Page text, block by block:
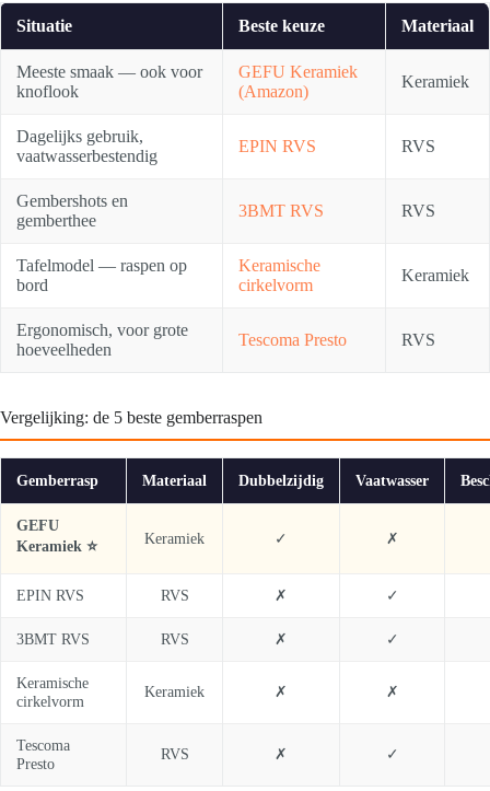
Situatie Beste keuze Materiaal
Meeste smaak — ook voor
knoflook
GEFU Keramiek
(Amazon)
Keramiek
Dagelijks gebruik,
vaatwasserbestendig
EPIN RVS RVS
Gembershots en
gemberthee
3BMT RVS RVS
Tafelmodel — raspen op
bord
Keramische
cirkelvorm
Keramiek
Ergonomisch, voor grote
hoeveelheden
Tescoma Presto RVS
Vergelijking: de 5 beste gemberraspen
Gemberrasp Materiaal Dubbelzijdig Vaatwasser
GEFU
Keramiek ⭐
Keramiek ✓ ✗
EPIN RVS RVS ✗ ✓
3BMT RVS RVS ✗ ✓
Keramische
cirkelvorm
Keramiek ✗ ✗
Tescoma
Presto
RVS ✗ ✓